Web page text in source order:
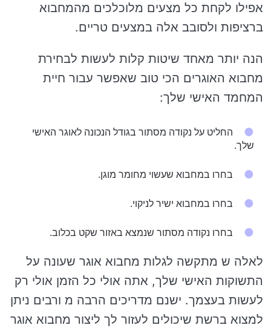
אפילו לקחת כל מצעים מלוכלכים מהמחבוא
ברציפות ולסובב אלה במצעים טריים.
הנה יותר מאחד שיטות קלות לעשות לבחירת
מחבוא האוגרים הכי טוב שאפשר עבור חיית
המחמד האישי שלך:
החליט על נקודה מסתור בגודל הנכונה לאוגר האישי
שלך.
בחרו במחבוא שעשוי מחומר מוגן.
בחרו במחבוא ישיר לניקוי.
בחרו נקודה מסתור שנמצא באזור שקט בכלוב.
לאלה ש מתקשה לגלות מחבוא אוגר שעונה על
התשוקות האישי שלך, אתה אולי כל הזמן אולי רק
לעשות בעצמך. ישנם מדריכים הרבה מ ורבים ניתן
למצוא ברשת שיכולים לעזור לך ליצור מחבוא אוגר